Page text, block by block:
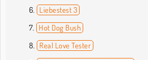
Liebestest 3
Hot Dog Bush
Real Love Tester